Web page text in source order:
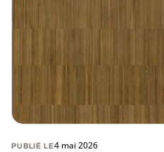
PUBLIÉ LE4 mai 2026